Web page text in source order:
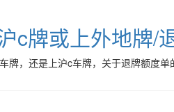
c牌或上外地牌/
牌，还是上沪c车牌，关于退牌额度